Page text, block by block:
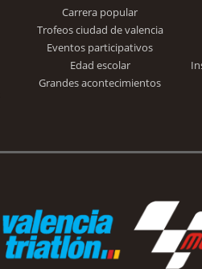
Trinidad Alfonso
Carrera popular
Trofeos ciudad de valencia
Eventos participativos
Edad escolar
Grandes acontecimientos